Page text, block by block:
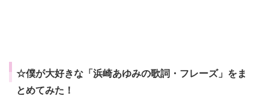
☆僕が大好きな「浜崎あゆみの歌詞・フレーズ」をま
とめてみた！